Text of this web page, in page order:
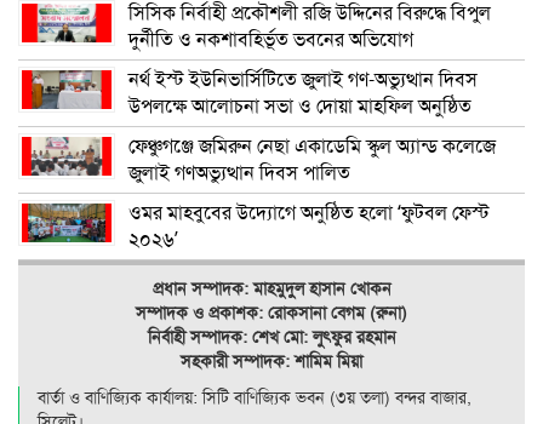
সিসিক নির্বাহী প্রকৌশলী রজি উদ্দিনের বিরুদ্ধে বিপুল
দুর্নীতি ও নকশাবহির্ভূত ভবনের অভিযোগ
নর্থ ইস্ট ইউনিভার্সিটিতে জুলাই গণ-অভ্যুত্থান দিবস
উপলক্ষে আলোচনা সভা ও দোয়া মাহফিল অনুষ্ঠিত
ফেঞ্চুগঞ্জে জমিরুন নেছা একাডেমি স্কুল অ্যান্ড কলেজে
জুলাই গণঅভ্যুত্থান দিবস পালিত
ওমর মাহবুবের উদ্যোগে অনুষ্ঠিত হলো ‘ফুটবল ফেস্ট
২০২৬’
প্রধান সম্পাদক: মাহমুদুল হাসান খোকন
সম্পাদক ও প্রকাশক: রোকসানা বেগম (রুনা)
নির্বাহী সম্পাদক: শেখ মো: লুৎফুর রহমান
সহকারী সম্পাদক: শামিম মিয়া
বার্তা ও বাণিজ্যিক কার্যালয়: সিটি বাণিজ‍্যিক ভবন (৩য় তলা) বন্দর বাজার,